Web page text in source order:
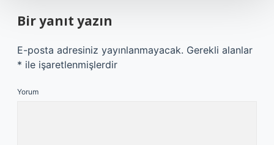
Bir yanıt yazın
E-posta adresiniz yayınlanmayacak. Gerekli alanlar
* ile işaretlenmişlerdir
Yorum